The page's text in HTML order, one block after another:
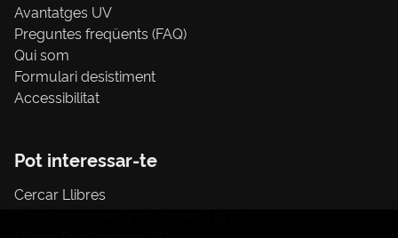
Avantatges UV
Preguntes freqüents (FAQ)
Qui som
Formulari desistiment
Accessibilitat
Pot interessar-te
Cercar Llibres